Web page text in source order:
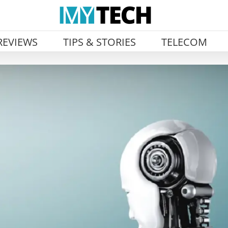
TIPS & STORIES TELECOM